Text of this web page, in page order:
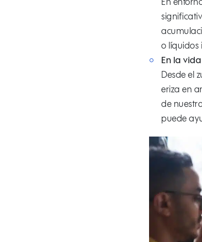
En
o líquidos
En la
Desde el
eriza en
de
puede